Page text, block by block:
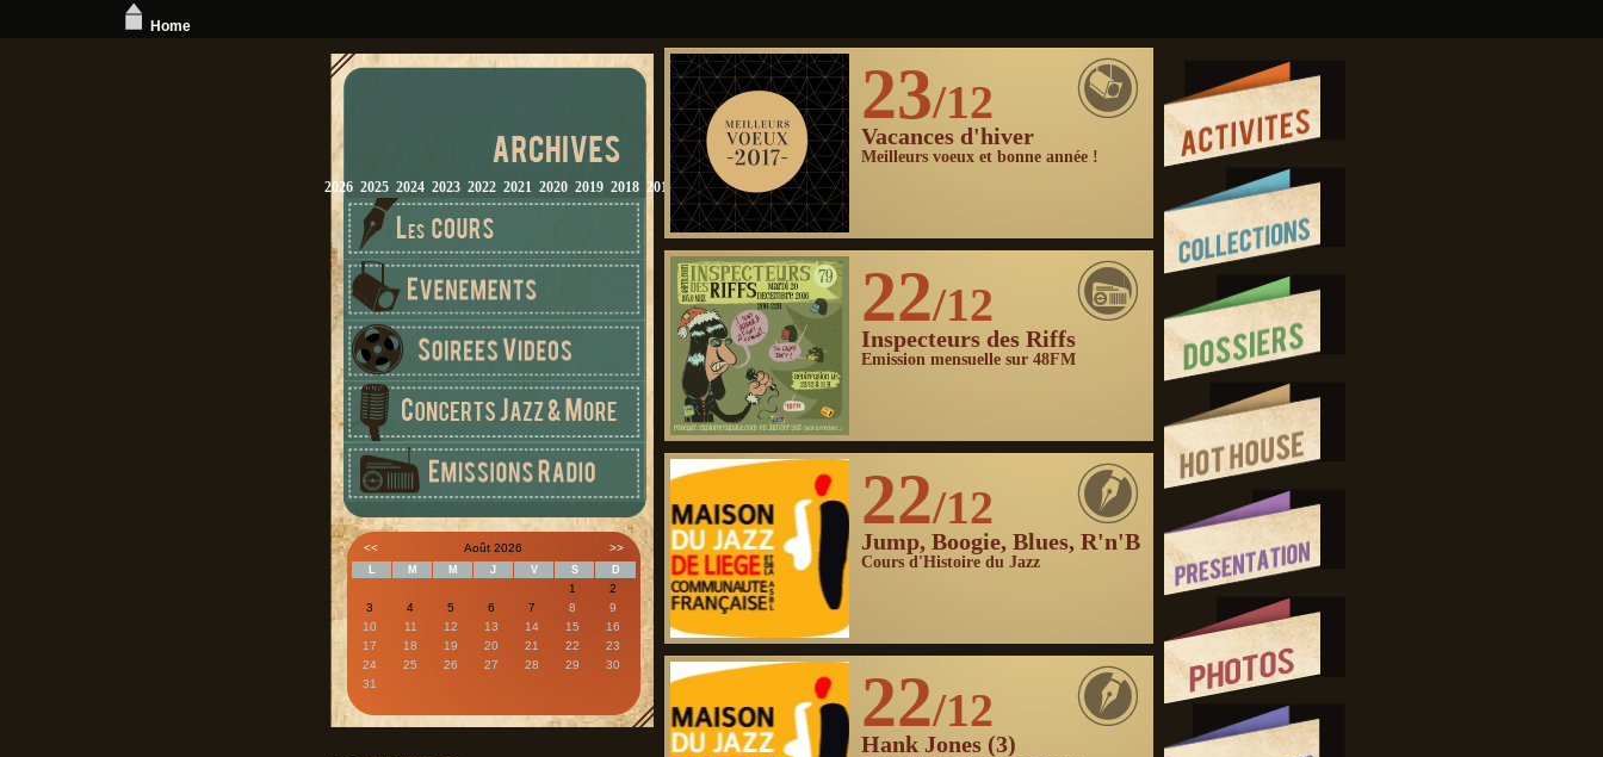
2026 2025 2024 2023 2022 2021 2020 2019 2018 2017 2016 2015 2014 2013 2012
<< Août 2026 >>
L M M J V S D
1
2
3
4 5 6 7 8
9
10
11 12 13 14 15
16
17
18 19 20 21 22
23
24
25 26 27 28 29
30
31
23/12
Vacances d'hiver
Meilleurs voeux et bonne année !
22/12
Inspecteurs des Riffs
Emission mensuelle sur 48FM
22/12
Jump, Boogie, Blues, R'n'B
Cours d'Histoire du Jazz
22/12
Hank Jones (3)
Home